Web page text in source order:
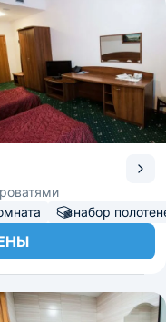
набор